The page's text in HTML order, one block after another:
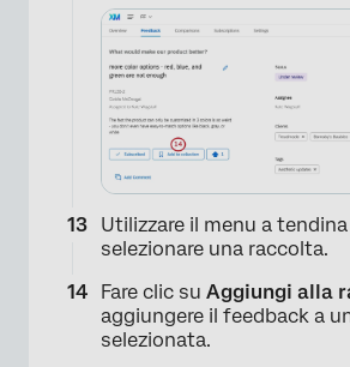
Utilizzare il menu a
selezionare una raccolta.
Fare clic su Aggiungi alla
aggiungere il feedback a
selezionata.